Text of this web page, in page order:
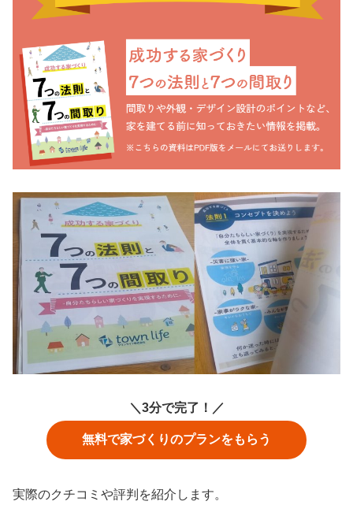
＼3分で完了！／
無料で家づくりのプランをもらう
実際のクチコミや評判を紹介します。